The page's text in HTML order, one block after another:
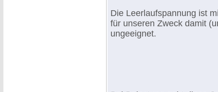
Die Leerlaufspannung ist
für unseren Zweck damit
ungeeignet.